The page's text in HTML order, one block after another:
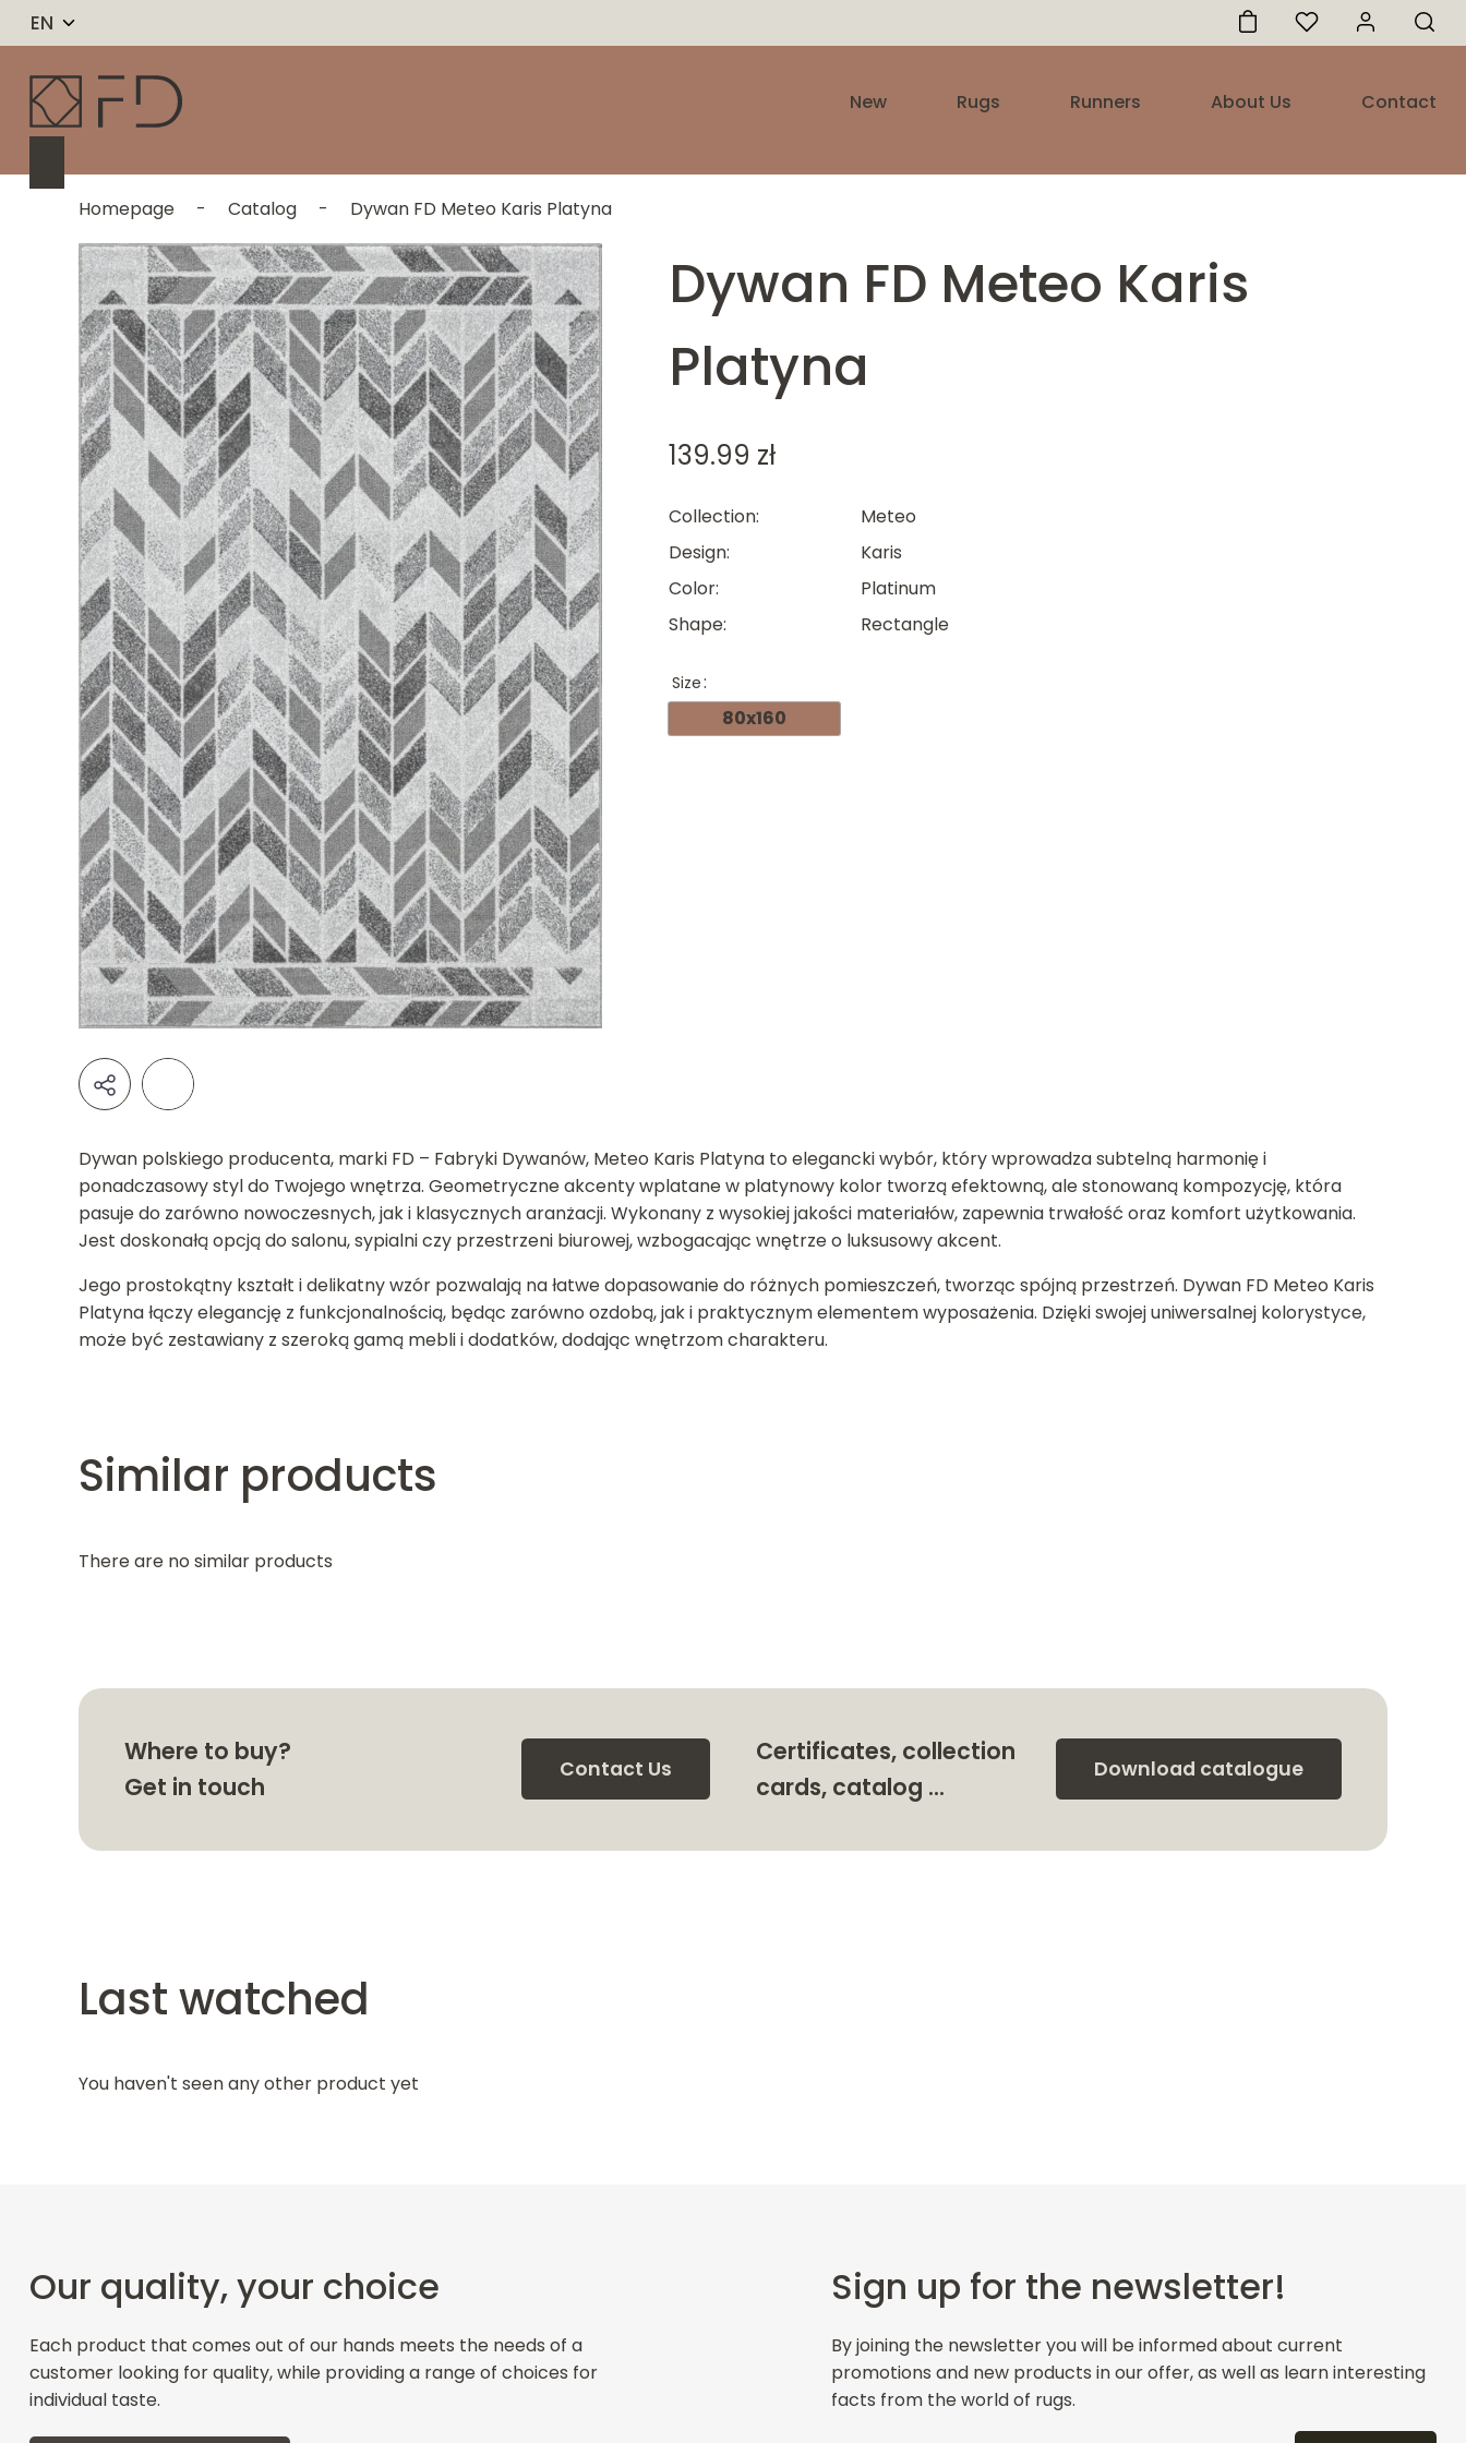
EN
New Rugs Runners About Us Contact
Homepage - Catalog - Dywan FD Meteo Karis Platyna
Dywan FD Meteo Karis
Platyna
139.99 zł
Collection
Meteo
Design
Karis
Color
Platinum
Shape
Rectangle
Size
80x160
Dywan polskiego producenta, marki FD – Fabryki Dywanów, Meteo Karis Platyna to elegancki wybór, który wprowadza subtelną harmonię i
ponadczasowy styl do Twojego wnętrza. Geometryczne akcenty wplatane w platynowy kolor tworzą efektowną, ale stonowaną kompozycję, która
pasuje do zarówno nowoczesnych, jak i klasycznych aranżacji. Wykonany z wysokiej jakości materiałów, zapewnia trwałość oraz komfort użytkowania.
Jest doskonałą opcją do salonu, sypialni czy przestrzeni biurowej, wzbogacając wnętrze o luksusowy akcent.
Jego prostokątny kształt i delikatny wzór pozwalają na łatwe dopasowanie do różnych pomieszczeń, tworząc spójną przestrzeń. Dywan FD Meteo Karis
Platyna łączy elegancję z funkcjonalnością, będąc zarówno ozdobą, jak i praktycznym elementem wyposażenia. Dzięki swojej uniwersalnej kolorystyce,
może być zestawiany z szeroką gamą mebli i dodatków, dodając wnętrzom charakteru.
Similar products
There are no similar products
Where to buy?
Get in touch
Contact Us
Certificates, collection
cards, catalog …
Download catalogue
Last watched
You haven't seen any other product yet
Our quality, your choice
Each product that comes out of our hands meets the needs of a
customer looking for quality, while providing a range of choices for
individual taste.
Sign up for the newsletter!
By joining the newsletter you will be informed about current
promotions and new products in our offer, as well as learn interesting
facts from the world of rugs.